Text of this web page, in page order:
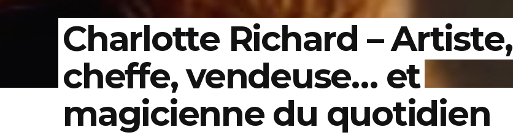
Charlotte Richard – Artiste,
cheffe, vendeuse… et
magicienne du quotidien